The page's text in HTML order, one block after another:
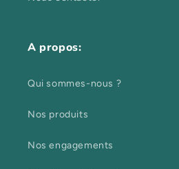
A propos:
Qui sommes-nous ?
Nos produits
Nos engagements